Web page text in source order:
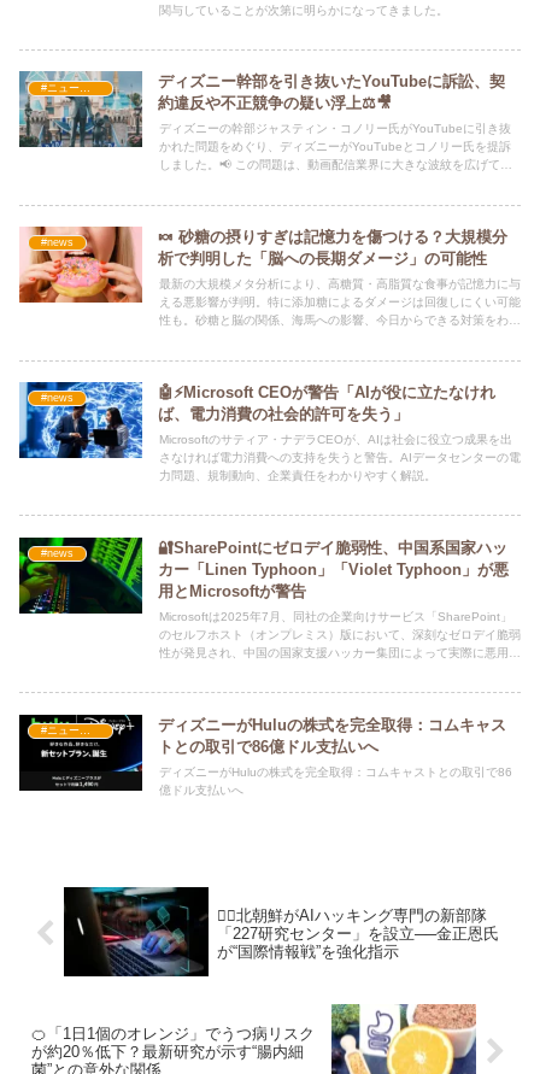
関与していることが次第に明らかになってきました。
ディズニー幹部を引き抜いたYouTubeに訴訟、契
約違反や不正競争の疑い浮上⚖️🎥
ディズニーの幹部ジャスティン・コノリー氏がYouTubeに引き抜
かれた問題をめぐり、ディズニーがYouTubeとコノリー氏を提訴
しました。📢 この問題は、動画配信業界に大きな波紋を広げてい
#news
🍬 砂糖の摂りすぎは記憶力を傷つける？大規模分
析で判明した「脳への長期ダメージ」の可能性
最新の大規模メタ分析により、高糖質・高脂質な食事が記憶力に与
える悪影響が判明。特に添加糖によるダメージは回復しにくい可能
性も。砂糖と脳の関係、海馬への影響、今日からできる対策をわか
#news
🤖⚡Microsoft CEOが警告「AIが役に立たなけれ
ば、電力消費の社会的許可を失う」
Microsoftのサティア・ナデラCEOが、AIは社会に役立つ成果を出
さなければ電力消費への支持を失うと警告。AIデータセンターの電
力問題、規制動向、企業責任をわかりやすく解説。
#news
🔐SharePointにゼロデイ脆弱性、中国系国家ハッ
カー「Linen Typhoon」「Violet Typhoon」が悪
用とMicrosoftが警告
Microsoftは2025年7月、同社の企業向けサービス「SharePoint」
のセルフホスト（オンプレミス）版において、深刻なゼロデイ脆弱
性が発見され、中国の国家支援ハッカー集団によって実際に悪用さ
#ニュース・社会・コラム
ディズニーがHuluの株式を完全取得：コムキャス
トとの取引で86億ドル支払いへ
ディズニーがHuluの株式を完全取得：コムキャストとの取引で86
億ドル支払いへ
🕵️‍♂️北朝鮮がAIハッキング専門の新部隊
「227研究センター」を設立──金正恩氏
が“国際情報戦”を強化指示
🍊「1日1個のオレンジ」でうつ病リスク
が約20％低下？最新研究が示す“腸内細
菌”との意外な関係